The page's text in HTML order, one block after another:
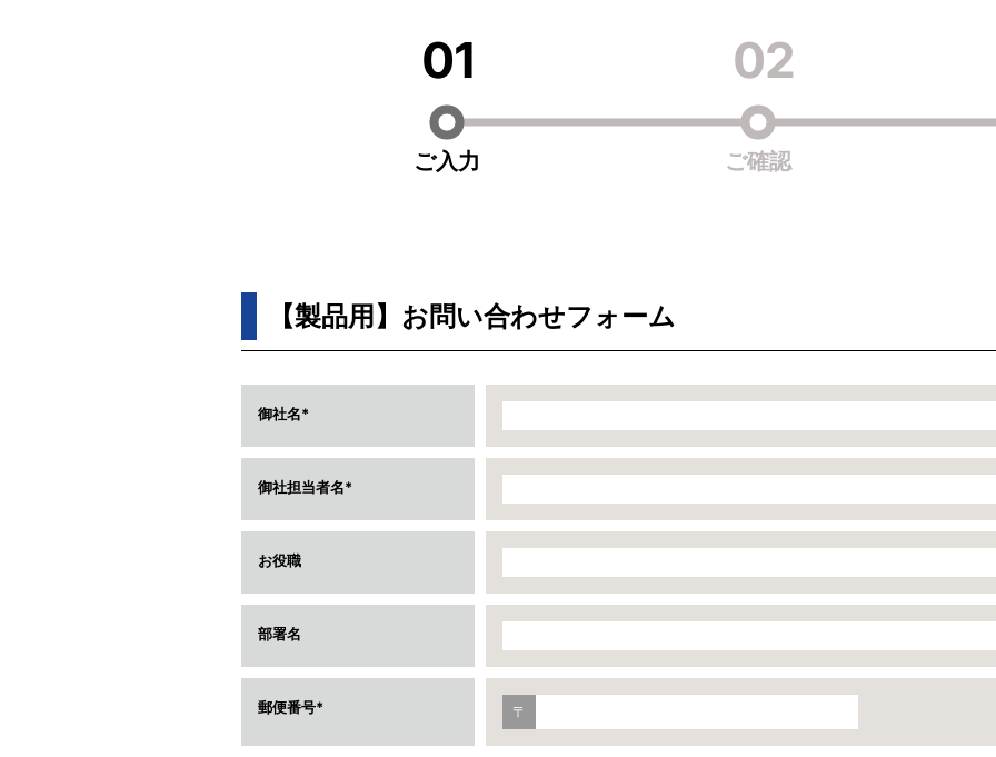
01
ご入力
02
ご確認
【製品用】お問い合わせフォーム
御社名
御社担当者名
お役職
部署名
郵便番号